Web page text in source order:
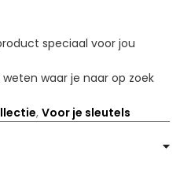
speciaal voor jou
waar je naar op zoek
, Voor je sleutels